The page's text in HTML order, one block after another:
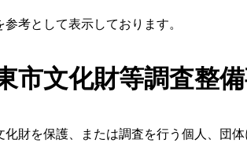
考として表示しております。
市文化財等調査整
財を保護、または調査を行う個人、団